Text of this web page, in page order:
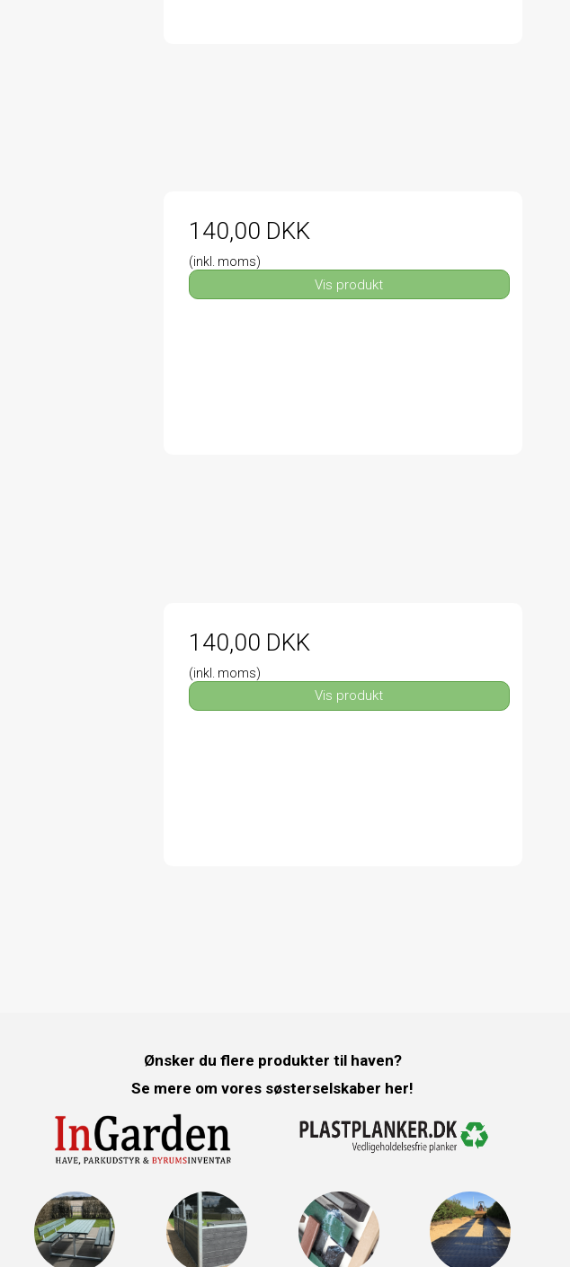
140,00 DKK
(inkl. moms)
Vis produkt
140,00 DKK
(inkl. moms)
Vis produkt
Ønsker du flere produkter til haven?
Se mere om vores søsterselskaber her!